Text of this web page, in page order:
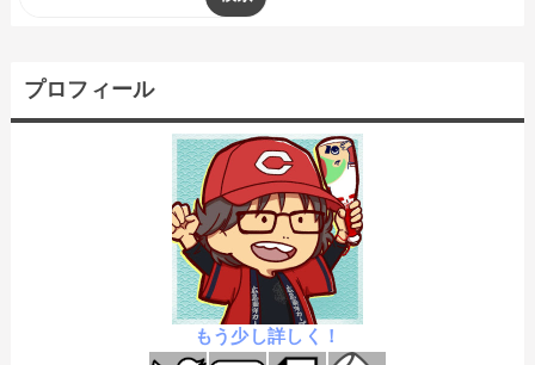
プロフィール
もう少し詳しく！